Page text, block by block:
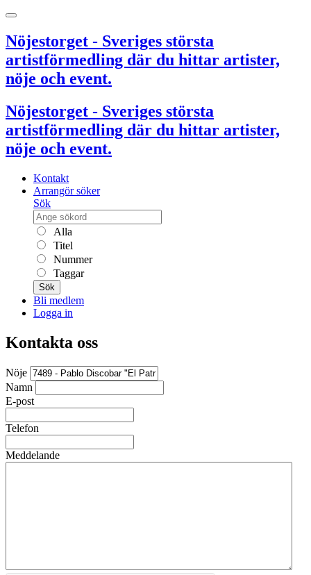
Nöjestorget - Sveriges största
artistförmedling där du hittar artister,
nöje och event.
Nöjestorget - Sveriges största
artistförmedling där du hittar artister,
nöje och event.
Kontakt
Arrangör söker
Sök
Alla
Titel
Nummer
Taggar
Sök
Bli medlem
Logga in
Kontakta oss
Nöje
Namn
E-post
Telefon
Meddelande